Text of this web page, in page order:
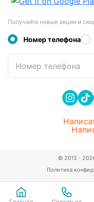
Получайте новые акции и
Номер телефона
Номер телефона
Политика
© 2013 -